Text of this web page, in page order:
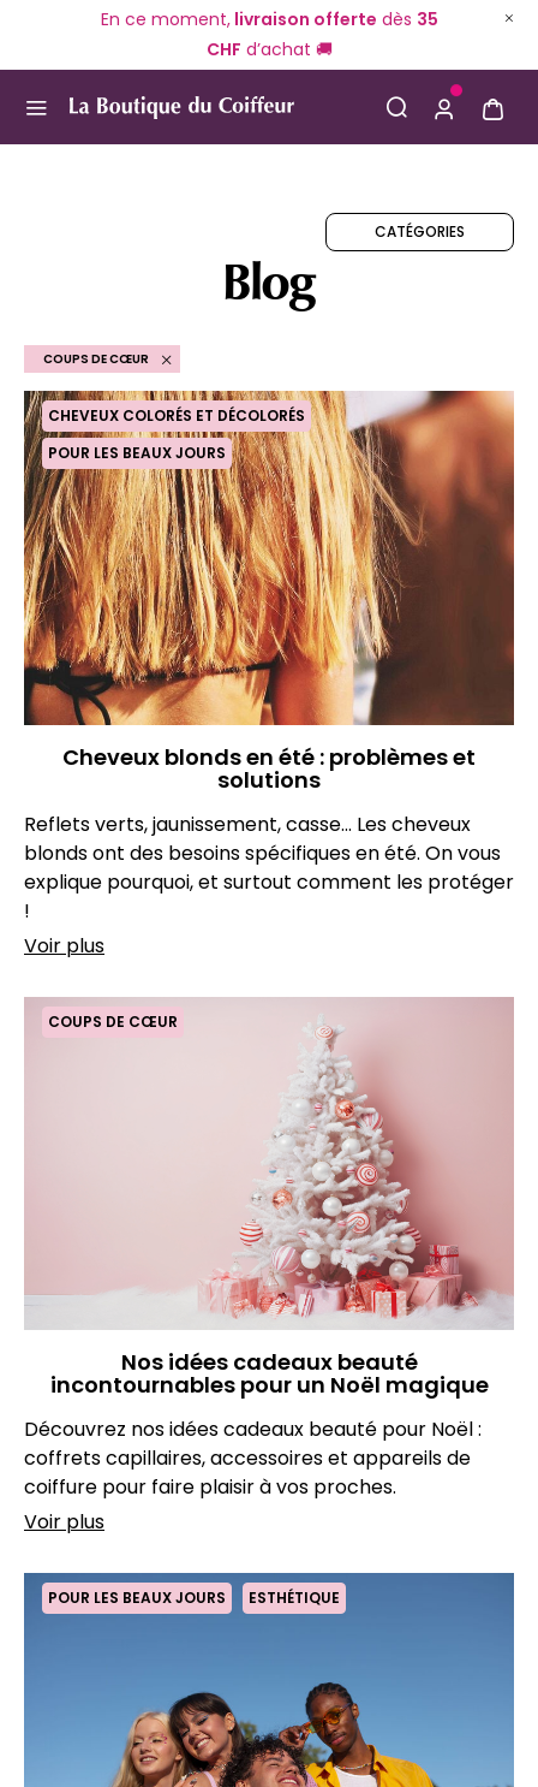
En ce moment,livraison offerte dès 35
CHF d’achat 🚚
Blog
CATÉGORIES
COUPS DE CŒUR
CHEVEUX COLORÉS ET DÉCOLORÉS
POUR LES BEAUX JOURS
Cheveux blonds en été : problèmes et
solutions
Reflets verts, jaunissement, casse... Les cheveux
blonds ont des besoins spécifiques en été. On vous
explique pourquoi, et surtout comment les protéger
!
Voir plus
COUPS DE CŒUR
Nos idées cadeaux beauté
incontournables pour un Noël magique
Découvrez nos idées cadeaux beauté pour Noël :
coffrets capillaires, accessoires et appareils de
coiffure pour faire plaisir à vos proches.
Voir plus
POUR LES BEAUX JOURS ESTHÉTIQUE